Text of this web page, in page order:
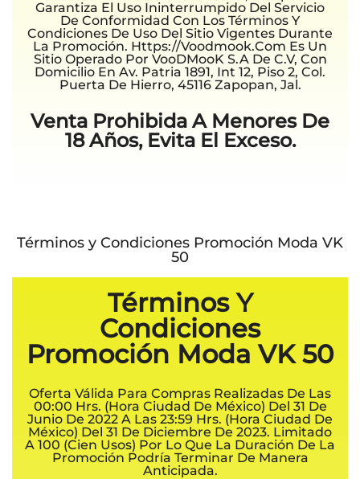
Garantiza El Uso Ininterrumpido Del Servicio
De Conformidad Con Los Términos Y
Condiciones De Uso Del Sitio Vigentes Durante
La Promoción. Https://voodmook.com Es Un
Sitio Operado Por VooDMooK S.A De C.V, Con
Domicilio En Av. Patria 1891, Int 12, Piso 2, Col.
Puerta De Hierro, 45116 Zapopan, Jal.
Venta Prohibida A Menores De
18 Años, Evita El Exceso.
Términos y Condiciones Promoción Moda VK
50
Términos Y
Condiciones
Promoción Moda VK 50
Oferta Válida Para Compras Realizadas De Las
00:00 Hrs. (hora Ciudad De México) Del 31 De
Junio De 2022 A Las 23:59 Hrs. (hora Ciudad De
México) Del 31 De Diciembre De 2023. Limitado
A 100 (Cien Usos) Por Lo Que La Duración De La
Promoción Podría Terminar De Manera
Anticipada.